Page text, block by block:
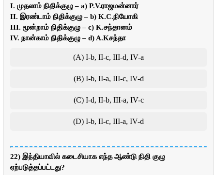
I. முதலாம் நிதிக்குழு – a) P.V.ராஜமன்னார்
II. இரண்டாம் நிதிக்குழு – b) K.C.நியோகி
III. மூன்றாம் நிதிக்குழு – c) K.சந்தானம்
IV. நான்காம் நிதிக்குழு – d) A.Kசந்தா
(A) I-b, II-c, III-d, IV-a
(B) I-b, II-a, III-c, IV-d
(C) I-d, II-b, III-a, IV-c
(D) I-b, II-c, III-a, IV-d
22) இந்தியாவில் கடைசியாக எந்த ஆண்டு நிதி குழு
ஏற்படுத்தப்பட்டது?